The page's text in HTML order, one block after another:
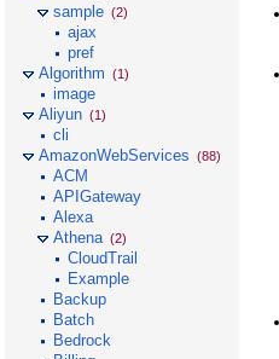
sample (2)
ajax
pref
Algorithm (1)
image
Aliyun (1)
cli
AmazonWebServices (88)
ACM
APIGateway
Alexa
Athena (2)
CloudTrail
Example
Backup
Batch
Bedrock